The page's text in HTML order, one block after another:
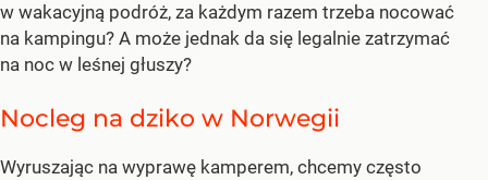
w wakacyjną podróż, za każdym razem trzeba nocować
na kampingu? A może jednak da się legalnie zatrzymać
na noc w leśnej głuszy?
Nocleg na dziko w Norwegii
Wyruszając na wyprawę kamperem, chcemy często